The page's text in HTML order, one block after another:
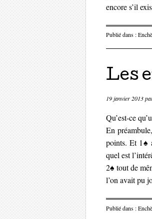
encore s’il
Publié dans :
Les
19 janvier 2013
Qu’est-ce
En
points. Et 1♠
quel est
2♠ tout de
l’on avait pu
Publié dans :